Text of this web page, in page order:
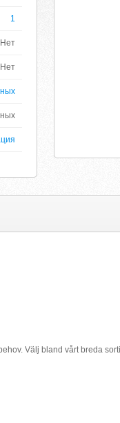
1
Нет
Нет
Välj bland vårt breda